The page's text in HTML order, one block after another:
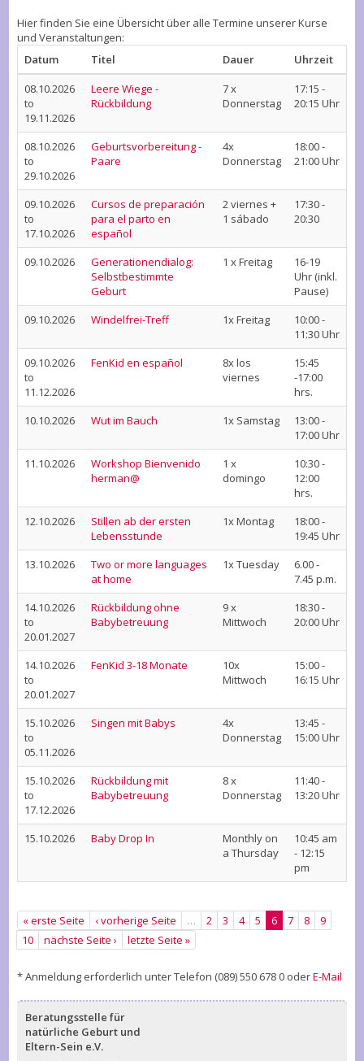
Hier finden Sie eine Übersicht über alle Termine unserer Kurse
und Veranstaltungen:
Datum
Titel Dauer
Uhrzeit
08.10.2026
to
19.11.2026
Leere Wiege -
Rückbildung
7 x
Donnerstag
17:15 -
20:15 Uhr
08.10.2026
to
29.10.2026
Geburtsvorbereitung -
Paare
4x
Donnerstag
18:00 -
21:00 Uhr
09.10.2026
to
17.10.2026
Cursos de preparación
para el parto en
español
2 viernes +
1 sábado
17:30 -
20:30
09.10.2026
Generationendialog:
Selbstbestimmte
Geburt
1 x Freitag
16-19
Uhr (inkl.
Pause)
09.10.2026
Windelfrei-Treff 1x Freitag
10:00 -
11:30 Uhr
09.10.2026
to
11.12.2026
FenKid en español
8x los
viernes
15:45
-17:00
hrs.
10.10.2026
Wut im Bauch 1x Samstag
13:00 -
17:00 Uhr
11.10.2026
Workshop Bienvenido
herman@
1 x
domingo
10:30 -
12:00
hrs.
12.10.2026
Stillen ab der ersten
Lebensstunde
1x Montag
18:00 -
19:45 Uhr
13.10.2026
Two or more languages
at home
1x Tuesday
6.00 -
7.45 p.m.
14.10.2026
to
20.01.2027
Rückbildung ohne
Babybetreuung
9 x
Mittwoch
18:30 -
20:00 Uhr
14.10.2026
to
20.01.2027
FenKid 3-18 Monate
10x
Mittwoch
15:00 -
16:15 Uhr
15.10.2026
to
05.11.2026
Singen mit Babys
4x
Donnerstag
13:45 -
15:00 Uhr
15.10.2026
to
17.12.2026
Rückbildung mit
Babybetreuung
8 x
Donnerstag
11:40 -
13:20 Uhr
15.10.2026 Baby Drop In
Monthly on
a Thursday
10:45 am
- 12:15
pm
« erste Seite ‹ vorherige Seite … 2 3 4 5 6 7 8
9
10
nächste Seite › letzte Seite »
* Anmeldung erforderlich unter Telefon (089) 550 678 0 oderE-Mail
Beratungsstelle für
natürliche Geburt und
Eltern-Sein e.V.